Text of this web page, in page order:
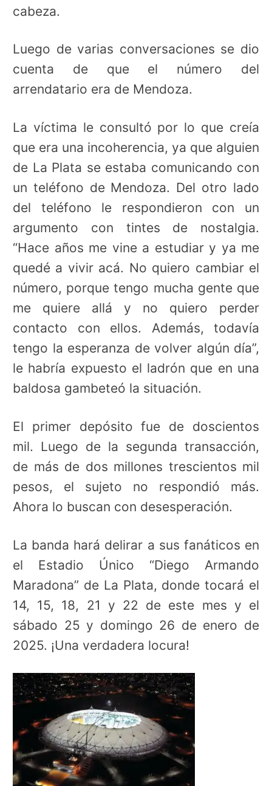
cabeza.
Luego de varias conversaciones se dio
cuenta de que el número del
arrendatario era de Mendoza.
La víctima le consultó por lo que creía
que era una incoherencia, ya que alguien
de La Plata se estaba comunicando con
un teléfono de Mendoza. Del otro lado
del teléfono le respondieron con un
argumento con tintes de nostalgia.
“Hace años me vine a estudiar y ya me
quedé a vivir acá. No quiero cambiar el
número, porque tengo mucha gente que
me quiere allá y no quiero perder
contacto con ellos. Además, todavía
tengo la esperanza de volver algún día”,
le habría expuesto el ladrón que en una
baldosa gambeteó la situación.
El primer depósito fue de doscientos
mil. Luego de la segunda transacción,
de más de dos millones trescientos mil
pesos, el sujeto no respondió más.
Ahora lo buscan con desesperación.
La banda hará delirar a sus fanáticos en
el Estadio Único “Diego Armando
Maradona” de La Plata, donde tocará el
14, 15, 18, 21 y 22 de este mes y el
sábado 25 y domingo 26 de enero de
2025. ¡Una verdadera locura!